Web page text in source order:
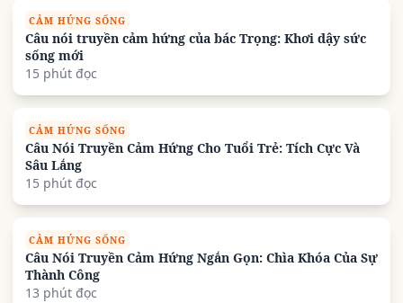
CẢM HỨNG SỐNG
Câu nói truyền cảm hứng của bác Trọng: Khơi dậy sức
sống mới
15 phút đọc
CẢM HỨNG SỐNG
Câu Nói Truyền Cảm Hứng Cho Tuổi Trẻ: Tích Cực Và
Sâu Lắng
15 phút đọc
CẢM HỨNG SỐNG
Câu Nói Truyền Cảm Hứng Ngắn Gọn: Chìa Khóa Của Sự
Thành Công
13 phút đọc